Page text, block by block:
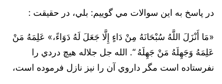
در پاسخ به اين سوالات مي گوييم: بلي،‌ در حقيقت :
«مَا أَنْزَلَ اللَّهُ سُبْحَانَهُ مِنْ دَاءٍ إِلَّا جَعَلَ لَهُ دَوَاءً،» عَلِمَهُ مَنْ
عَلِمَهُ وَجَهِلَهُ مَنْ جَهِلَهُ “. الله جل جلاله هيچ دردي را
نفرستاده است مگر داروي آن را نيز نازل فرموده است،‌